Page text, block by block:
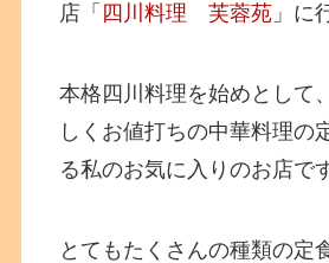
店「 四川料理 芙蓉苑 」に
本格四川料理を始めとして
しくお値打ちの中華料理の
る私のお気に入りのお店で
とてもたくさんの種類の定